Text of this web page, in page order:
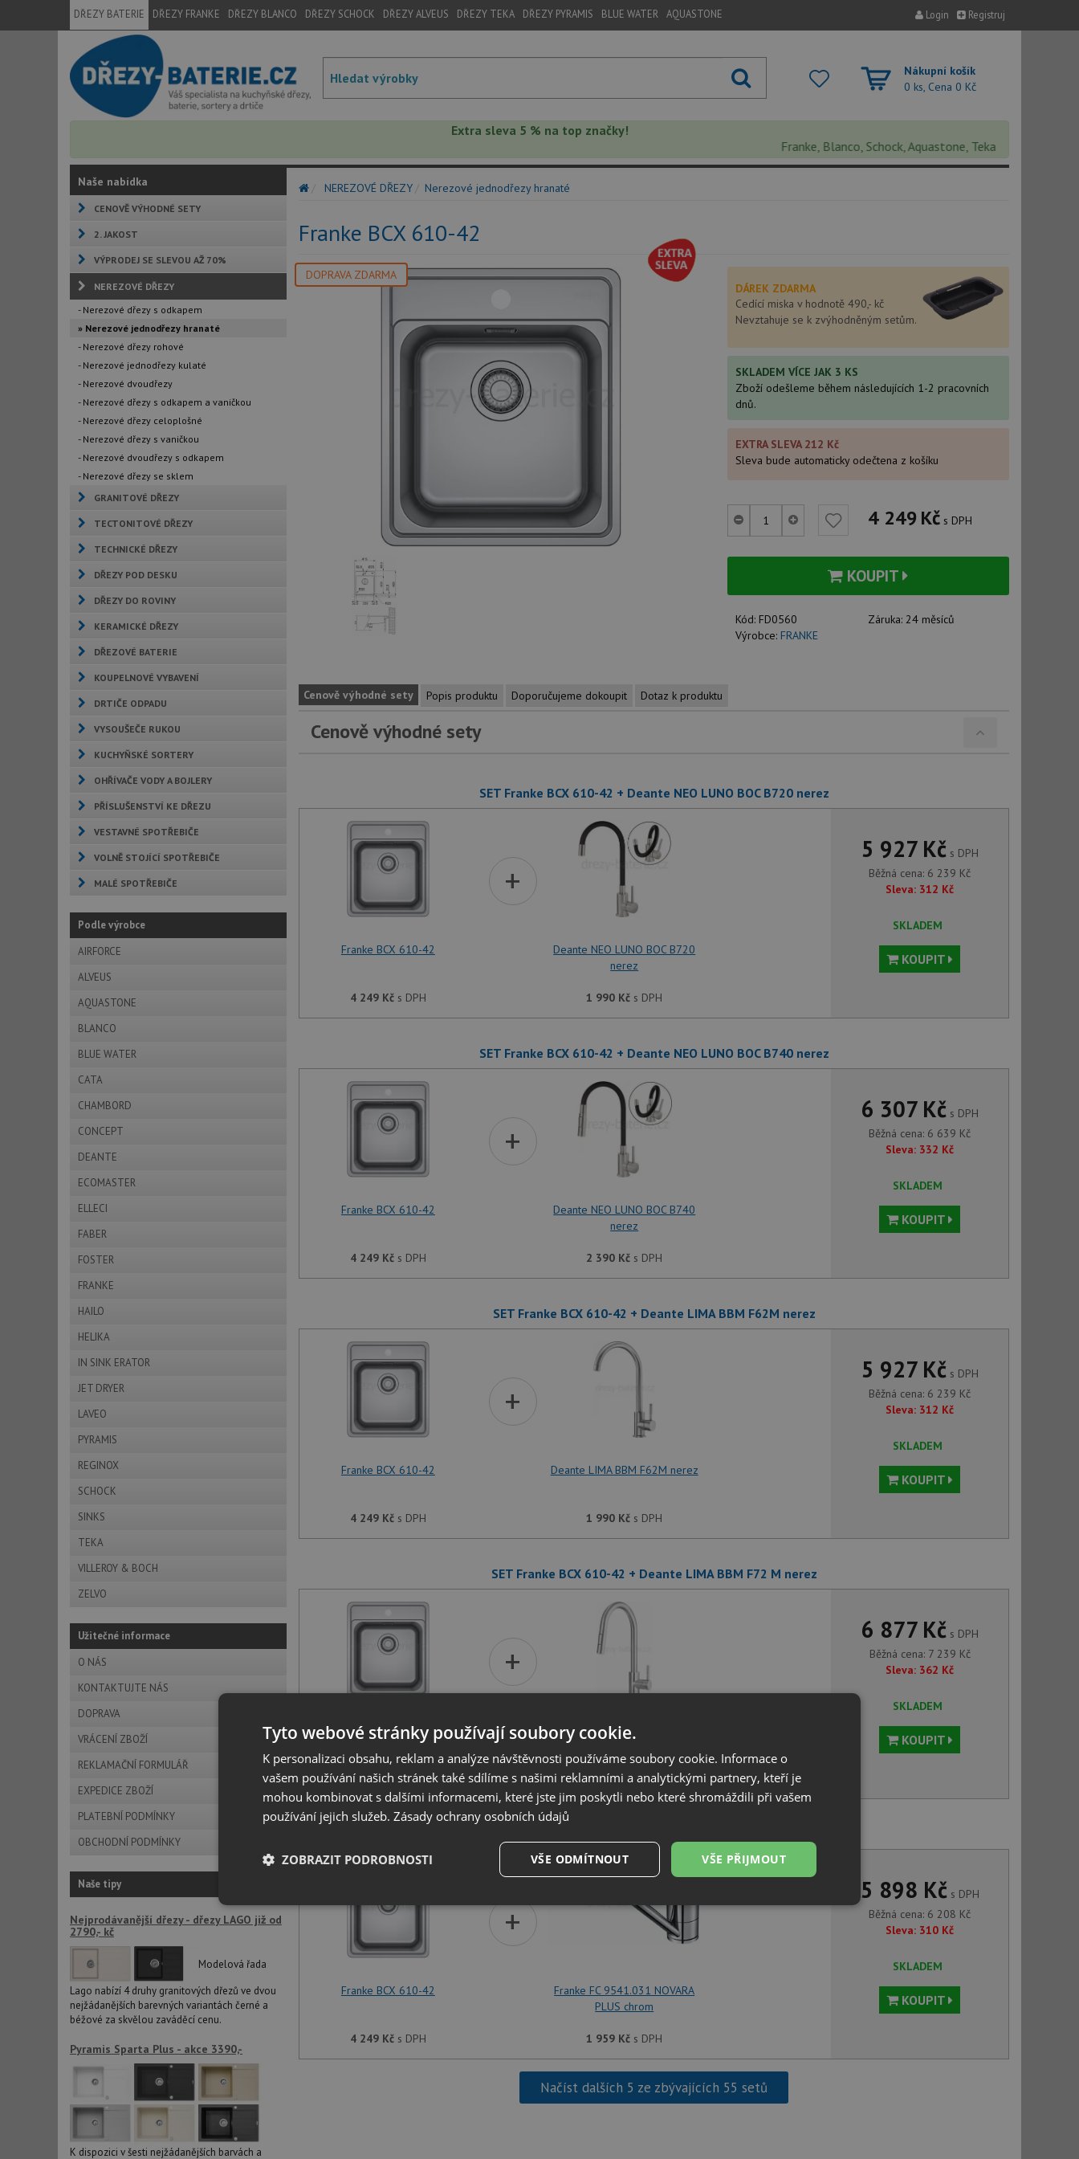
DŘEZY BATERIE DŘEZY FRANKE DŘEZY BLANCO DŘEZY SCHOCK DŘEZY ALVEUS DŘEZY TEKA DŘEZY PYRAMIS BLUE WATER AQUASTONE Login Registruj
Nákupní košík
0 ks, Cena 0 Kč
Extra sleva 5 % na top značky!
Franke, Blanco, Schock, Aquastone, Teka, Helika, Deante,
Naše nabídka
CENOVĚ VÝHODNÉ SETY
2. JAKOST
VÝPRODEJ SE SLEVOU AŽ 70%
NEREZOVÉ DŘEZY
- Nerezové dřezy s odkapem
» Nerezové jednodřezy hranaté
- Nerezové dřezy rohové
- Nerezové jednodřezy kulaté
- Nerezové dvoudřezy
- Nerezové dřezy s odkapem a vaničkou
- Nerezové dřezy celoplošné
- Nerezové dřezy s vaničkou
- Nerezové dvoudřezy s odkapem
- Nerezové dřezy se sklem
GRANITOVÉ DŘEZY
TECTONITOVÉ DŘEZY
TECHNICKÉ DŘEZY
DŘEZY POD DESKU
DŘEZY DO ROVINY
KERAMICKÉ DŘEZY
DŘEZOVÉ BATERIE
KOUPELNOVÉ VYBAVENÍ
DRTIČE ODPADU
VYSOUŠEČE RUKOU
KUCHYŇSKÉ SORTERY
OHŘÍVAČE VODY A BOJLERY
PŘÍSLUŠENSTVÍ KE DŘEZU
VESTAVNÉ SPOTŘEBIČE
VOLNĚ STOJÍCÍ SPOTŘEBIČE
MALÉ SPOTŘEBIČE
Podle výrobce
AIRFORCE
ALVEUS
AQUASTONE
BLANCO
BLUE WATER
CATA
CHAMBORD
CONCEPT
DEANTE
ECOMASTER
ELLECI
FABER
FOSTER
FRANKE
HAILO
HELIKA
IN SINK ERATOR
JET DRYER
LAVEO
PYRAMIS
REGINOX
SCHOCK
SINKS
TEKA
VILLEROY & BOCH
ZELVO
Užitečné informace
O NÁS
KONTAKTUJTE NÁS
DOPRAVA
VRÁCENÍ ZBOŽÍ
REKLAMAČNÍ FORMULÁŘ
EXPEDICE ZBOŽÍ
PLATEBNÍ PODMÍNKY
OBCHODNÍ PODMÍNKY
Naše tipy
Nejprodávanější dřezy - dřezy LAGO již od
2790,- kč
Modelová řada
Lago nabízí 4 druhy granitových dřezů ve dvou
nejžádanějších barevných variantách černé a
béžové za skvělou zaváděcí cenu.
Pyramis Sparta Plus - akce 3390,-
K dispozici v šesti nejžádanějších barvách a
NEREZOVÉ DŘEZY Nerezové jednodřezy hranaté
Franke BCX 610-42
DOPRAVA ZDARMA
DÁREK ZDARMA
Cedící miska v hodnotě 490,- kč
Nevztahuje se k zvýhodněným setům.
SKLADEM VÍCE JAK 3 KS
Zboží odešleme během následujících 1-2 pracovních
dnů.
EXTRA SLEVA 212 Kč
Sleva bude automaticky odečtena z košíku
4 249Kč s DPH
KOUPIT
Kód: FD0560 Záruka:24 měsíců
Výrobce: FRANKE
Cenově výhodné sety Popis produktu Doporučujeme dokoupit Dotaz k produktu
Cenově výhodné sety
SET Franke BCX 610-42 + Deante NEO LUNO BOC B720 nerez
Franke BCX 610-42
4 249 Kčs DPH
+
Deante NEO LUNO BOC B720
nerez
1 990 Kč s DPH
5 927 Kčs DPH
Běžná cena: 6 239 Kč
Sleva: 312 Kč
SKLADEM
KOUPIT
SET Franke BCX 610-42 + Deante NEO LUNO BOC B740 nerez
Franke BCX 610-42
4 249 Kčs DPH
+
Deante NEO LUNO BOC B740
nerez
2 390 Kč s DPH
6 307 Kčs DPH
Běžná cena: 6 639 Kč
Sleva: 332 Kč
SKLADEM
KOUPIT
SET Franke BCX 610-42 + Deante LIMA BBM F62M nerez
Franke BCX 610-42
4 249 Kčs DPH
+
Deante LIMA BBM F62M nerez
1 990 Kč s DPH
5 927 Kčs DPH
Běžná cena: 6 239 Kč
Sleva: 312 Kč
SKLADEM
KOUPIT
SET Franke BCX 610-42 + Deante LIMA BBM F72 M nerez
Franke BCX 610-42
4 249 Kč s DPH
+
Deante LIMA BBM F72 M nerez
2 990 Kčs DPH
6 877 Kčs DPH
Běžná cena: 7 239 Kč
Sleva: 362 Kč
SKLADEM
KOUPIT
Franke BCX 610-42
4 249 Kčs DPH
+
Franke FC 9541.031 NOVARA
PLUS chrom
1 959 Kč s DPH
5 898 Kčs DPH
Běžná cena: 6 208 Kč
Sleva: 310 Kč
SKLADEM
KOUPIT
Načíst dalších 5 ze zbývajících 55 setů
Tyto webové stránky používají soubory cookie.
K personalizaci obsahu, reklam a analýze návštěvnosti používáme soubory cookie. Informace o
vašem používání našich stránek také sdílíme s našimi reklamními a analytickými partnery, kteří je
mohou kombinovat s dalšími informacemi, které jste jim poskytli nebo které shromáždili při vašem
používání jejich služeb. Zásady ochrany osobních údajů
VŠE PŘIJMOUT
VŠE ODMÍTNOUT
ZOBRAZIT PODROBNOSTI
Nezbytně nutné
Výkonové
Soubory cílení Funkční soubory
Nezařazené
Nezbytně nutné soubory Výkonové soubory Funkční soubory
Nezbytně nutné soubory cookie umožňují základní funkce webových stránek, jako je přihlášení uživatele a správa účtu. Webové
stránky nelze bez nezbytně nutných souborů cookie správně používat.
Popis